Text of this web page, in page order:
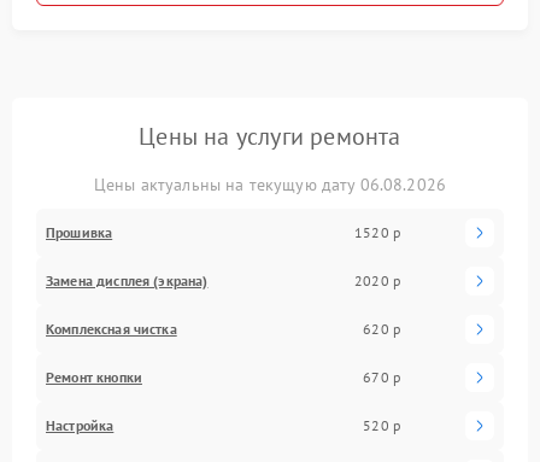
Цены на услуги ремонта
Цены актуальны на текущую дату 06.08.2026
Прошивка 1520 р
Замена дисплея (экрана) 2020 р
Комплексная чистка 620 р
Ремонт кнопки 670 р
Настройка 520 р